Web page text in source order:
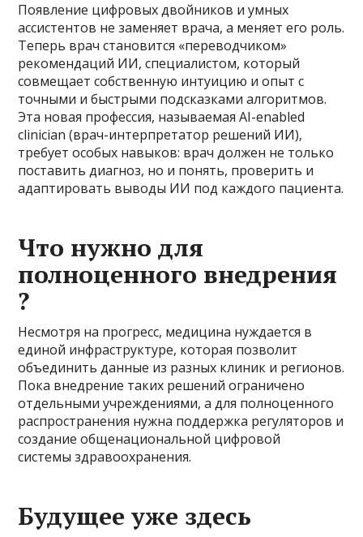
Появление цифровых двойников и умных
ассистентов не заменяет врача, а меняет его роль.
Теперь врач становится «переводчиком»
рекомендаций ИИ, специалистом, который
совмещает собственную интуицию и опыт с
точными и быстрыми подсказками алгоритмов.
Эта новая профессия, называемая AI-enabled
clinician (врач-интерпретатор решений ИИ),
требует особых навыков: врач должен не только
поставить диагноз, но и понять, проверить и
адаптировать выводы ИИ под каждого пациента.
Что нужно для
полноценного внедрения
?
Несмотря на прогресс, медицина нуждается в
единой инфраструктуре, которая позволит
объединить данные из разных клиник и регионов.
Пока внедрение таких решений ограничено
отдельными учреждениями, а для полноценного
распространения нужна поддержка регуляторов и
создание общенациональной цифровой
системы здравоохранения.
Будущее уже здесь